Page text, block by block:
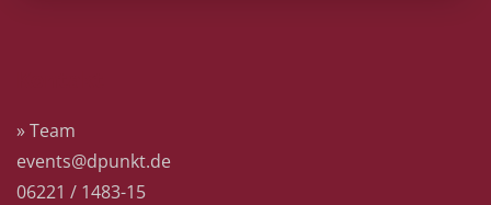
» Team
events@dpunkt.de
06221 / 1483-15